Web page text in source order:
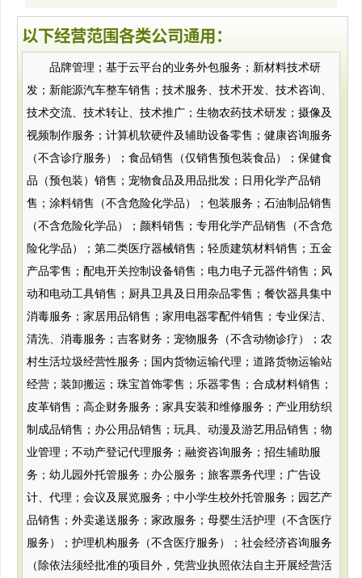
以下经营范围各类公司通用：
品牌管理；基于云平台的业务外包服务；新材料技术研
发；新能源汽车整车销售；技术服务、技术开发、技术咨询、
技术交流、技术转让、技术推广；生物农药技术研发；摄像及
视频制作服务；计算机软硬件及辅助设备零售；健康咨询服务
（不含诊疗服务）；食品销售（仅销售预包装食品）；保健食
品（预包装）销售；宠物食品及用品批发；日用化学产品销
售；涂料销售（不含危险化学品）；包装服务；石油制品销售
（不含危险化学品）；颜料销售；专用化学产品销售（不含危
险化学品）；第二类医疗器械销售；轻质建筑材料销售；五金
产品零售；配电开关控制设备销售；电力电子元器件销售；风
动和电动工具销售；厨具卫具及日用杂品零售；餐饮器具集中
消毒服务；家居用品销售；家用电器零配件销售；专业保洁、
清洗、消毒服务；吉客财务；宠物服务（不含动物诊疗）；农
村生活垃圾经营性服务；国内货物运输代理；道路货物运输站
经营；装卸搬运；珠宝首饰零售；乐器零售；合成材料销售；
皮革销售；高企财务服务；家具安装和维修服务；产业用纺织
制成品销售；办公用品销售；玩具、动漫及游艺用品销售；物
业管理；不动产登记代理服务；融资咨询服务；招生辅助服
务；幼儿园外托管服务；办公服务；旅客票务代理；广告设
计、代理；会议及展览服务；中小学生校外托管服务；园艺产
品销售；外卖递送服务；家政服务；母婴生活护理（不含医疗
服务）；护理机构服务（不含医疗服务）；社会经济咨询服务
（除依法须经批准的项目外，凭营业执照依法自主开展经营活